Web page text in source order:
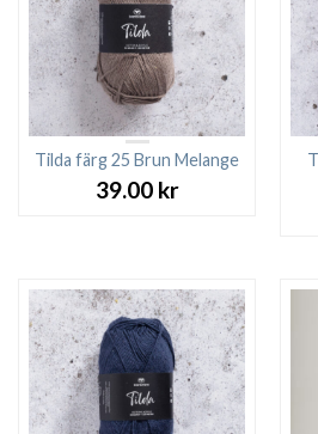
Tilda färg 25 Brun Melange
39.00 kr